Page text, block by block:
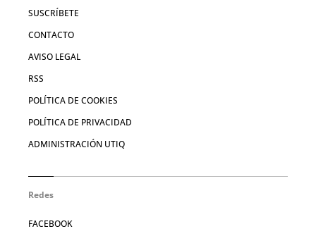
SUSCRÍBETE
CONTACTO
AVISO LEGAL
RSS
POLÍTICA DE COOKIES
POLÍTICA DE PRIVACIDAD
ADMINISTRACIÓN UTIQ
Redes
FACEBOOK